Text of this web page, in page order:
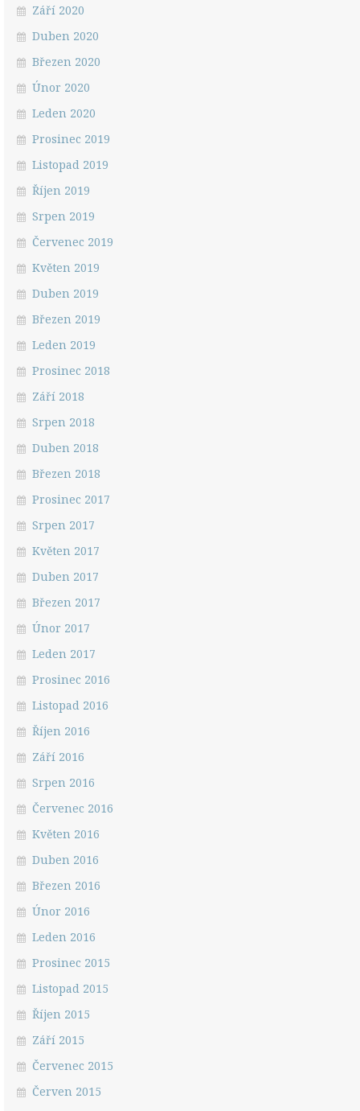
Září 2020
Duben 2020
Březen 2020
Únor 2020
Leden 2020
Prosinec 2019
Listopad 2019
Říjen 2019
Srpen 2019
Červenec 2019
Květen 2019
Duben 2019
Březen 2019
Leden 2019
Prosinec 2018
Září 2018
Srpen 2018
Duben 2018
Březen 2018
Prosinec 2017
Srpen 2017
Květen 2017
Duben 2017
Březen 2017
Únor 2017
Leden 2017
Prosinec 2016
Listopad 2016
Říjen 2016
Září 2016
Srpen 2016
Červenec 2016
Květen 2016
Duben 2016
Březen 2016
Únor 2016
Leden 2016
Prosinec 2015
Listopad 2015
Říjen 2015
Září 2015
Červenec 2015
Červen 2015